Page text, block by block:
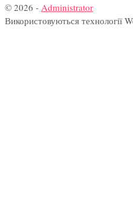
© 2026 - Administrator
Використовуються технології